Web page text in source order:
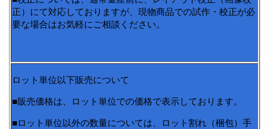
正）にて対応しておりますが、現物商品での試作・校正が必
要な場合はお気軽にご相談ください。
ロット単位以下販売について
■販売価格は、ロット単位での価格で表示しております。
■ロット単位以外の数量については、ロット割れ（梱包）手